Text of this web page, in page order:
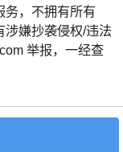
务，不拥有所有
涉嫌抄袭侵权/违法
举报，一经查